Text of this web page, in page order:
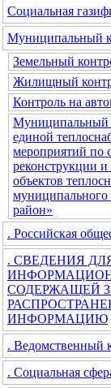
Социальная
Муниципальный
Земельный
Жилищный
Контроль на
Муниципальный
единой
мероприятий по
реконструкции
объектов
муниципального
район»
. Российская
. СВЕДЕНИЯ
СОДЕРЖАЩЕЙ
ИНФОРМАЦИЮ
. Ведомственный
. Социальная